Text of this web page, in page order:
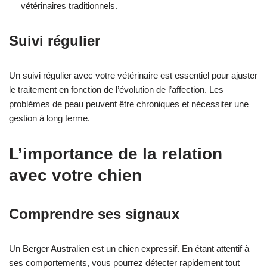
vétérinaires traditionnels.
Suivi régulier
Un suivi régulier avec votre vétérinaire est essentiel pour ajuster
le traitement en fonction de l’évolution de l’affection. Les
problèmes de peau peuvent être chroniques et nécessiter une
gestion à long terme.
L’importance de la relation
avec votre chien
Comprendre ses signaux
Un Berger Australien est un chien expressif. En étant attentif à
ses comportements, vous pourrez détecter rapidement tout